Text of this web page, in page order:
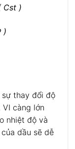
Cst )
)
thay đổi độ
càng lớn
nhiệt độ và
dầu sẽ dễ